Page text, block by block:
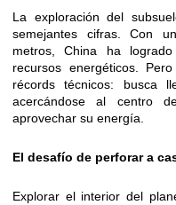
La exploración del
semejantes cifras. Con
metros, China ha
recursos energéticos.
récords técnicos: busca
acercándose al centro
aprovechar su energía.
El desafío de perforar a
Explorar el interior del